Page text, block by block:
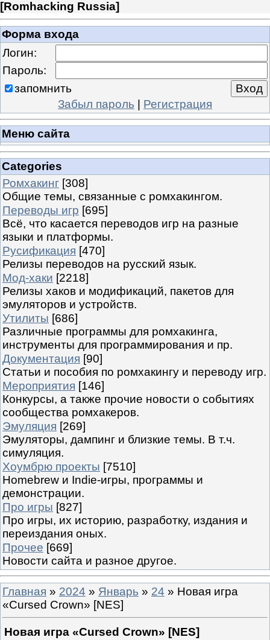
[Romhacking Russia]
Форма входа
Логин:
Пароль:
запомнить
Забыл пароль | Регистрация
Меню сайта
Categories
Ромхакинг [308]
Общие темы, связанные с ромхакингом.
Переводы игр [695]
Всё, что касается переводов игр на разные
языки и платформы.
Русификация [470]
Релизы переводов на русский язык.
Мод-хаки [2218]
Релизы хаков и модификаций, пакетов для
эмуляторов и устройств.
Утилиты [686]
Различные программы для ромхакинга,
инструменты для программирования и пр.
Документация [90]
Статьи и пособия по ромхакингу и переводу игр.
Мероприятия [146]
Конкурсы, а также прочие новости о событиях
сообщества ромхакеров.
Эмуляция [269]
Эмуляторы, дампинг и близкие темы. В т.ч.
симуляция.
Хоумбрю проекты [7510]
Homebrew и Indie-игры, программы и
демонстрации.
Про игры [827]
Про игры, их историю, разработку, издания и
переиздания оных.
Прочее [669]
Новости сайта и разное другое.
Главная » 2024 » Январь » 24 » Новая игра
«Cursed Crown» [NES]
Новая игра «Cursed Crown» [NES]